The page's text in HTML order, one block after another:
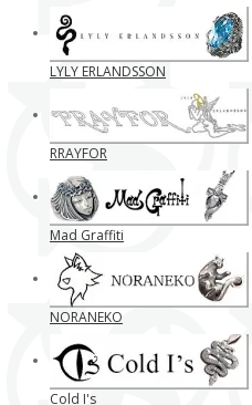
LYLY ERLANDSSON
RRAYFOR
Mad Graffiti
NORANEKO
Cold I's